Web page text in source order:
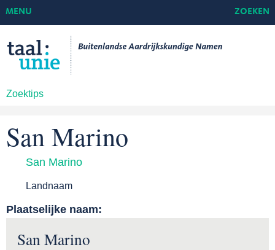
Zoektips
MENU ZOEKEN
San Marino
San Marino
Landnaam
Plaatselijke naam:
San Marino